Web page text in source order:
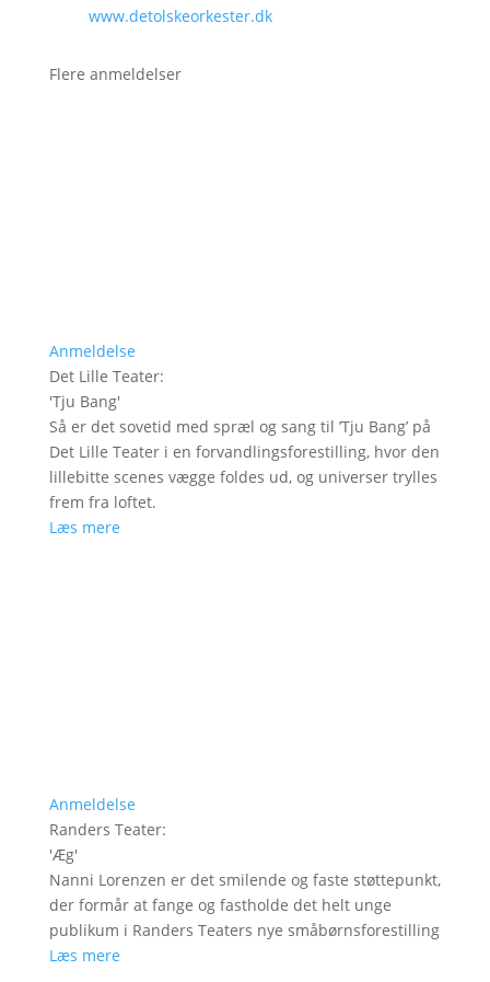
www.detolskeorkester.dk
Flere anmeldelser
Anmeldelse
Det Lille Teater:
'Tju Bang'
Så er det sovetid med spræl og sang til ’Tju Bang’ på
Det Lille Teater i en forvandlingsforestilling, hvor den
lillebitte scenes vægge foldes ud, og universer trylles
frem fra loftet.
Læs mere
Anmeldelse
Randers Teater:
'Æg'
Nanni Lorenzen er det smilende og faste støttepunkt,
der formår at fange og fastholde det helt unge
publikum i Randers Teaters nye småbørnsforestilling
Læs mere